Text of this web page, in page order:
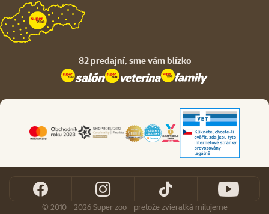
82 predajní, sme vám blízko
© 2010 - 2026 Super zoo - pretože zvieratká milujeme